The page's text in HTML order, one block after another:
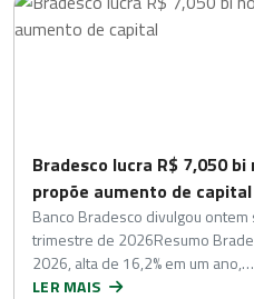
Bradesco lucra R$ 7,050
propõe aumento de capital
Banco Bradesco divulgou
trimestre de 2026Resumo
2026, alta de 16,2% em um ano,…
LER MAIS